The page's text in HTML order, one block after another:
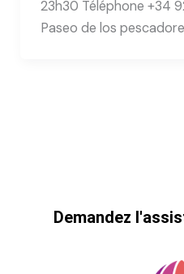
23h30 Téléphone +34
Paseo de los
Demandez